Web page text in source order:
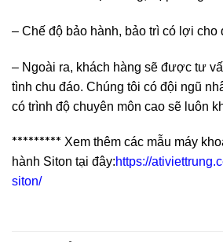
– Chế độ bảo hành, bảo trì có lợi cho
– Ngoài ra, khách hàng sẽ được tư
tình chu đáo. Chúng tôi có đội ngũ
có trình độ chuyên môn cao sẽ luôn
********* Xem thêm các mẫu máy
hành Siton tại đây:https://
siton/